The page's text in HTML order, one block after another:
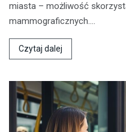
miasta – możliwość
mammograficznych.…
Czytaj dalej